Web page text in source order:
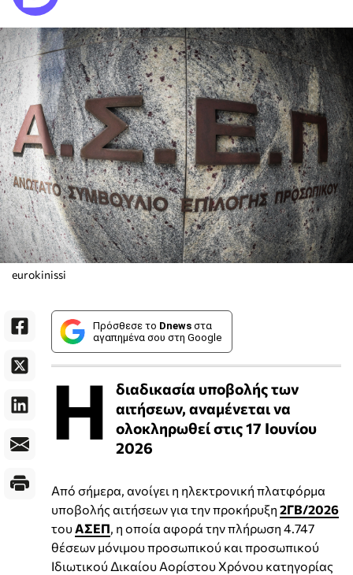
eurokinissi
Πρόσθεσε το Dnews στα
αγαπημένα σου στη Google
Η
διαδικασία υποβολής των
αιτήσεων, αναμένεται να
ολοκληρωθεί στις 17 Ιουνίου
2026
Από σήμερα, ανοίγει η ηλεκτρονική πλατφόρμα
υποβολής αιτήσεων για την προκήρυξη 2ΓΒ/2026
του ΑΣΕΠ , η οποία αφορά την πλήρωση 4.747
θέσεων μόνιμου προσωπικού και προσωπικού
Ιδιωτικού Δικαίου Αορίστου Χρόνου κατηγορίας